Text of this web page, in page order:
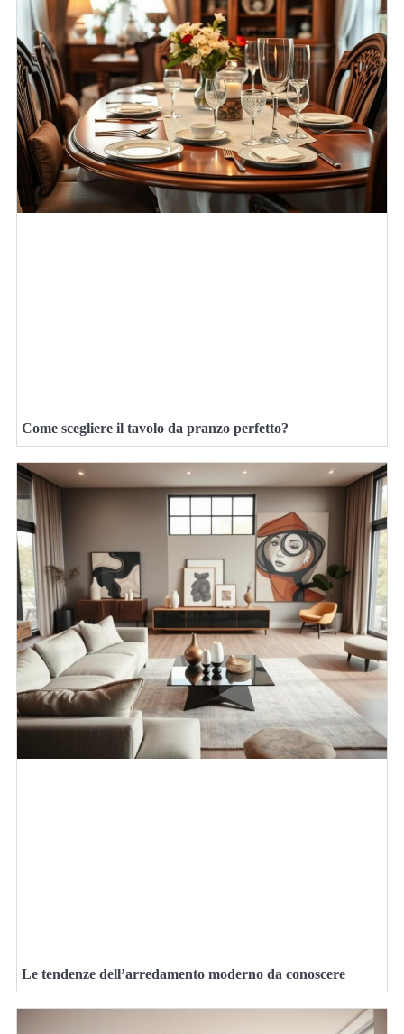
Come scegliere il tavolo da pranzo perfetto?
Le tendenze dell’arredamento moderno da conoscere